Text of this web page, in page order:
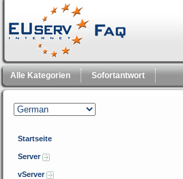
Alle Kategorien Sofortantwort
Startseite
Server
vServer